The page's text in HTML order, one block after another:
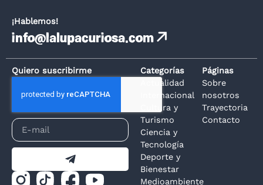
¡Hablemos!
info@lalupacuriosa.com
Quiero suscribirme
Categorías
Actualidad
Internacional
Cultura y
Turismo
Ciencia y
Tecnología
Deporte y
Bienestar
Medioambiente
Páginas
Sobre
nosotros
Trayectoria
Contacto